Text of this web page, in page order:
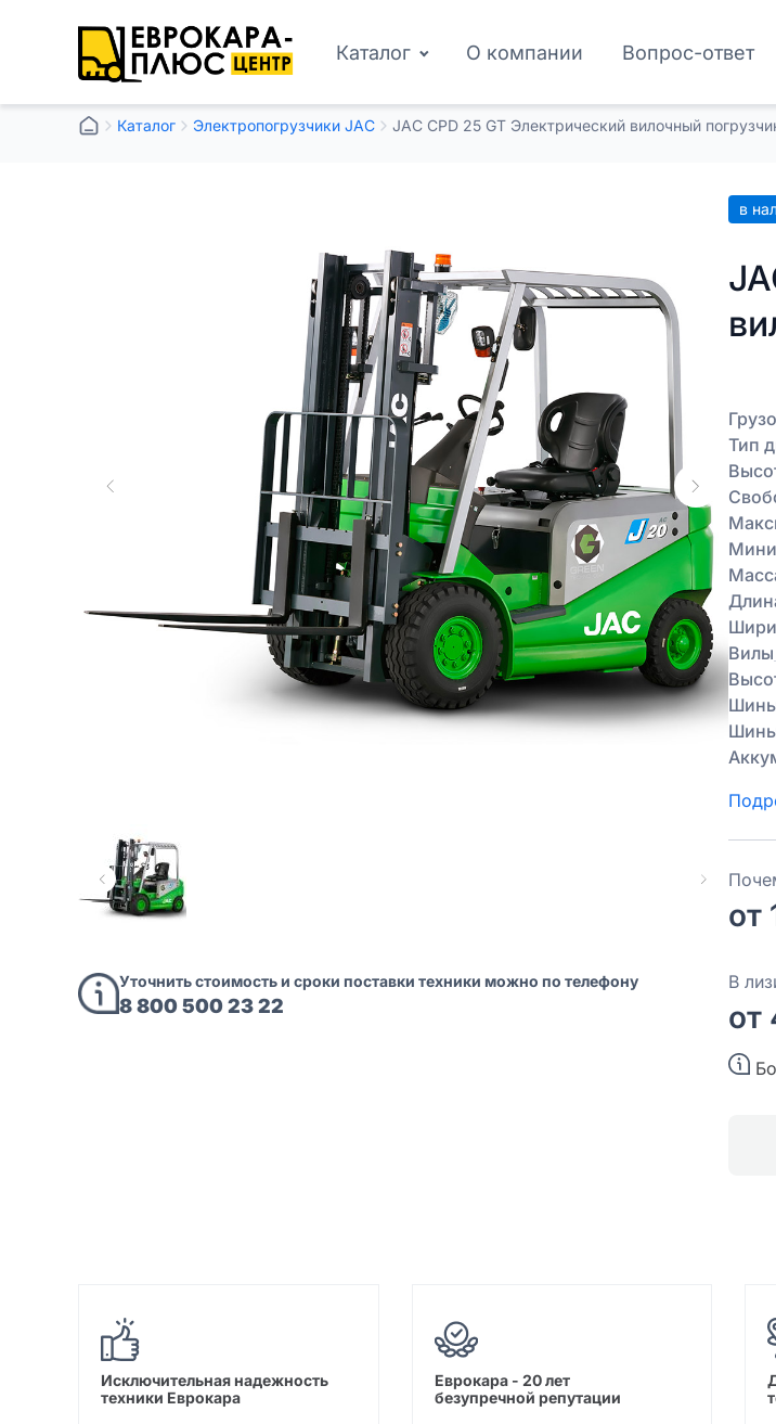
Каталог О компании Вопрос-ответ
Каталог Электропогрузчики JAC JAC CPD 25 GT Электрический вилочный
Уточнить стоимость и сроки поставки техники можно по телефону
8 800 500 23 22
в
Тип
Вилы
от
В
от
Исключительная надежность
техники Еврокара
Еврокара - 20 лет
безупречной репутации